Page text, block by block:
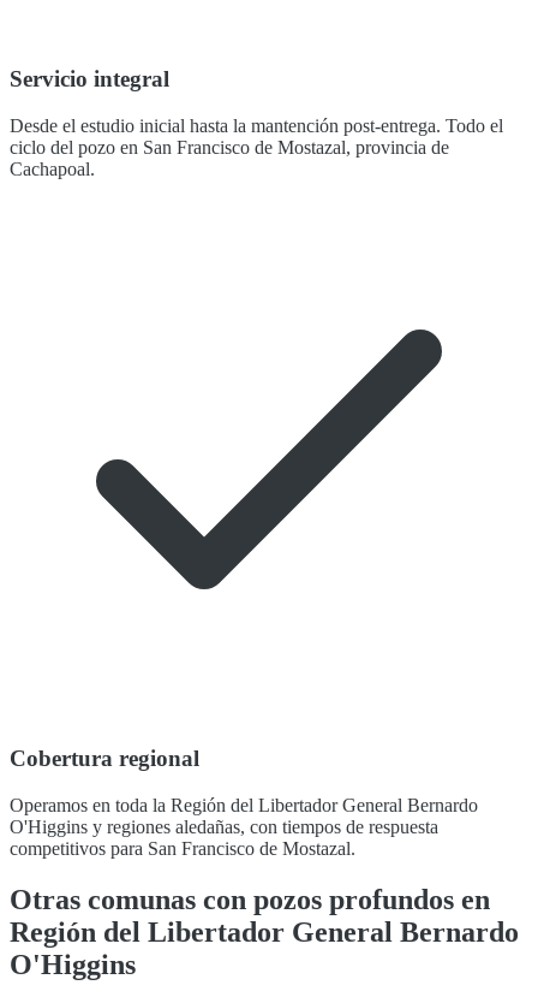
Servicio integral
Desde el estudio inicial hasta la mantención post-entrega. Todo el
ciclo del pozo en San Francisco de Mostazal, provincia de
Cachapoal.
Cobertura regional
Operamos en toda la Región del Libertador General Bernardo
O'Higgins y regiones aledañas, con tiempos de respuesta
competitivos para San Francisco de Mostazal.
Otras comunas con pozos profundos en
Región del Libertador General Bernardo
O'Higgins